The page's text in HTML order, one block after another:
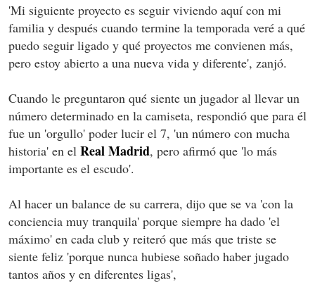
'Mi siguiente proyecto es seguir viviendo aquí con mi
familia y después cuando termine la temporada veré a qué
puedo seguir ligado y qué proyectos me convienen más,
pero estoy abierto a una nueva vida y diferente', zanjó.
Cuando le preguntaron qué siente un jugador al llevar un
número determinado en la camiseta, respondió que para él
fue un 'orgullo' poder lucir el 7, 'un número con mucha
historia' en el Real Madrid, pero afirmó que 'lo más
importante es el escudo'.
Al hacer un balance de su carrera, dijo que se va 'con la
conciencia muy tranquila' porque siempre ha dado 'el
máximo' en cada club y reiteró que más que triste se
siente feliz 'porque nunca hubiese soñado haber jugado
tantos años y en diferentes ligas',